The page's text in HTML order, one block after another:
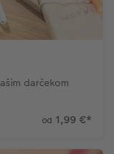
darčekom
od 1,99 €*